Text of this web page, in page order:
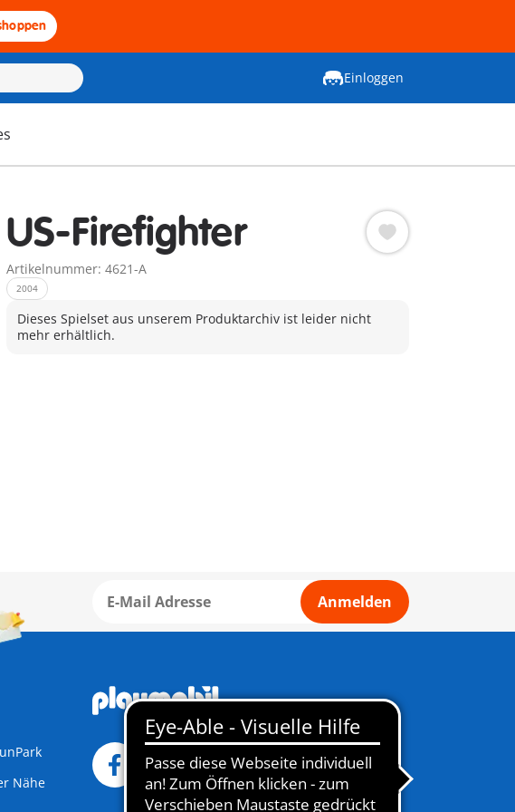
Einloggen
US-Firefighter
Artikelnummer: 4621-A
2004
Dieses Spielset aus unserem Produktarchiv ist leider nicht
mehr erhältlich.
Anmelden
Nähe